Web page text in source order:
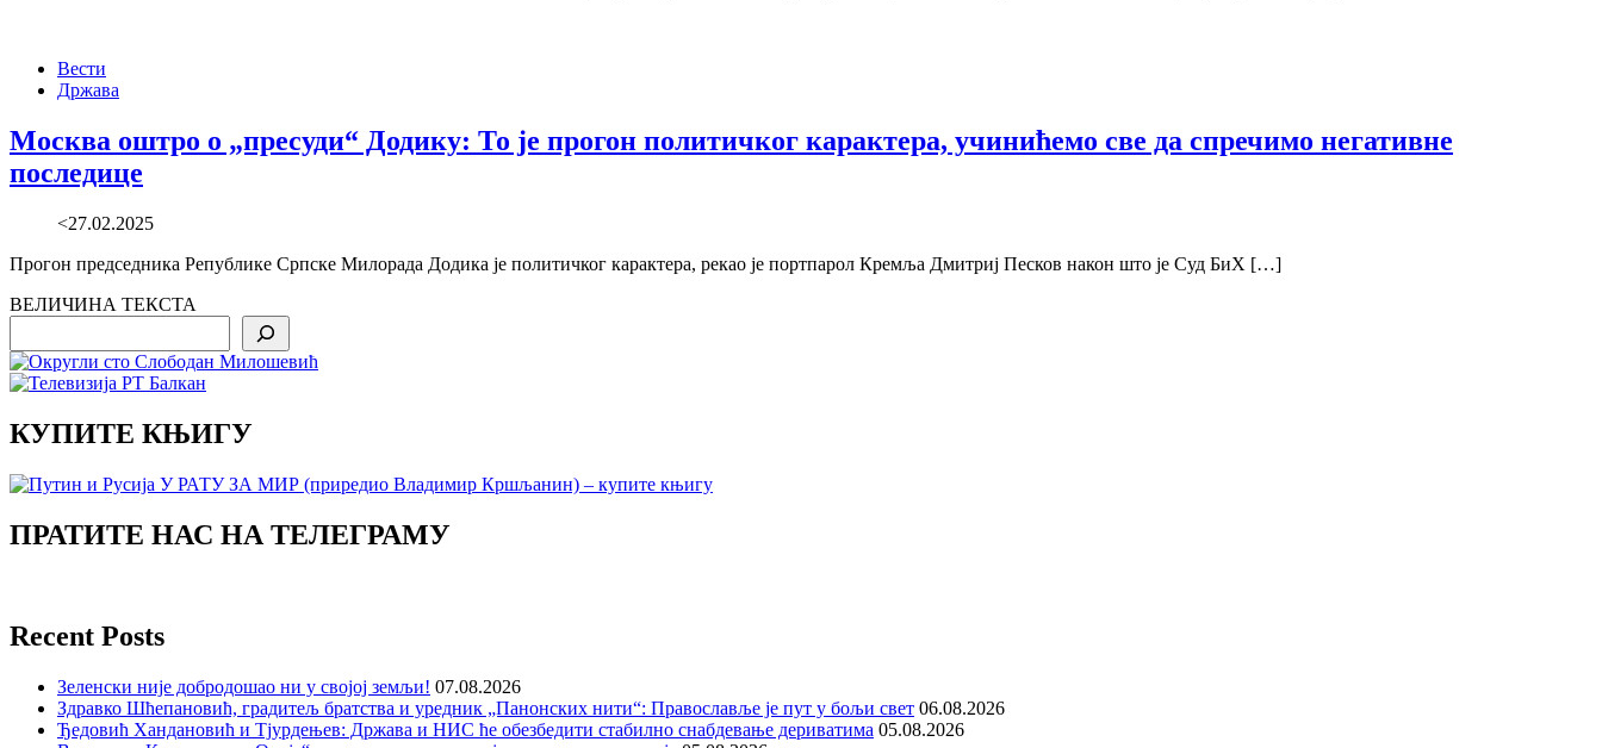
Вести
Држава
Москва оштро о „пресуди“ Додику: То је прогон политичког карактера, учинићемо све да спречимо негативне
последице
<27.02.2025
Прогон председника Републике Српске Милорада Додика је политичког карактера, рекао је портпарол Кремља Дмитриј Песков након што је Суд БиХ […]
ВЕЛИЧИНА ТЕКСТА
КУПИТЕ КЊИГУ
ПРАТИТЕ НАС НА ТЕЛЕГРАМУ
Recent Posts
Зеленски није добродошао ни у својој земљи! 07.08.2026
Здравко Шћепановић, градитељ братства и уредник „Панонских нити“: Православље је пут у бољи свет 06.08.2026
Ђедовић Хандановић и Тјурдењев: Држава и НИС ће обезбедити стабилно снабдевање дериватима 05.08.2026